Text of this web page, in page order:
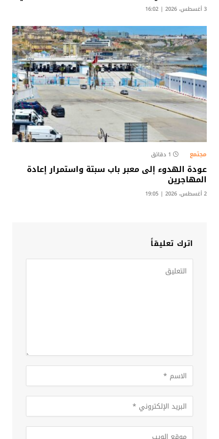
3 أغسطس، 2026 | 16:02
مجتمع 1 دقائق
عودة الهدوء إلى معبر باب سبتة واستمرار إعادة
المهاجرين
2 أغسطس، 2026 | 19:05
اترك تعليقاً